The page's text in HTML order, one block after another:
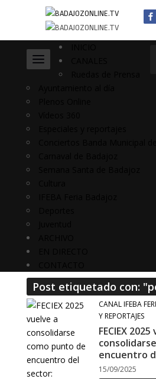
Post etiquetado con:
CANAL IFEBA
Y REPORTAJES
FECIEX
encuentro
15/09/2025